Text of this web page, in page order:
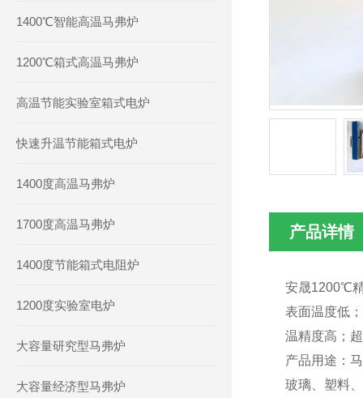
1400℃智能高温马弗炉
1200℃箱式高温马弗炉
高温节能实验室箱式电炉
快速升温节能箱式电炉
1400度高温马弗炉
1700度高温马弗炉
1400度节能箱式电阻炉
1200度实验室电炉
大容量研究型马弗炉
大容量经济型马弗炉
产品详情
安晟1200℃
表面温度低
温精度高；
产品用途：
玻璃、塑料